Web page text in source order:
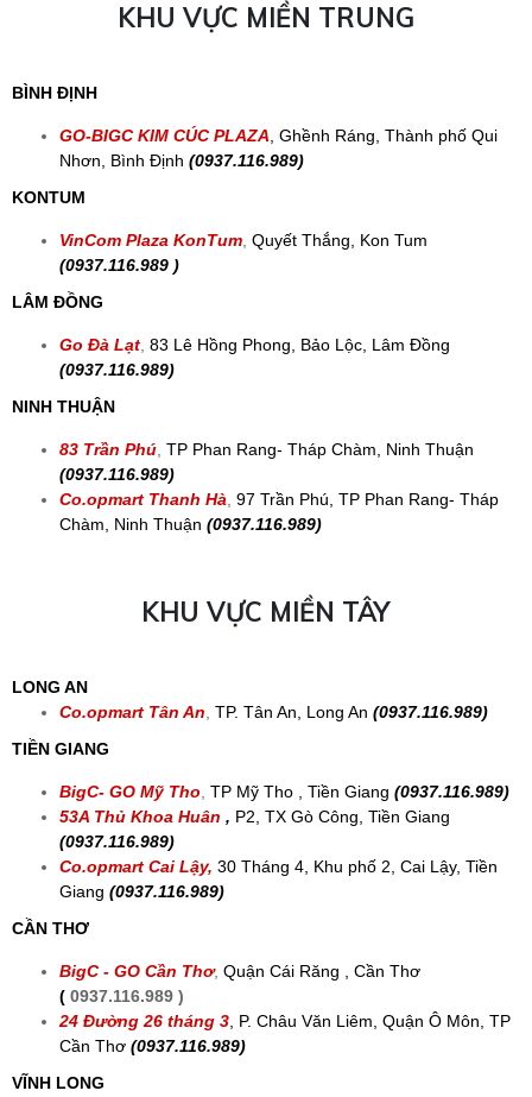
KHU VỰC MIỀN TRUNG
BÌNH ĐỊNH
GO-BIGC KIM CÚC PLAZA, Ghềnh Ráng, Thành phố Qui
Nhơn, Bình Định (0937.116.989)
KONTUM
VinCom Plaza KonTum, Quyết Thắng, Kon Tum
(0937.116.989 )
LÂM ĐỒNG
Go Đà Lạt, 83 Lê Hồng Phong, Bảo Lộc, Lâm Đồng
(0937.116.989)
NINH THUẬN
83 Trần Phú, TP Phan Rang- Tháp Chàm, Ninh Thuận
(0937.116.989)
Co.opmart Thanh Hà, 97 Trần Phú, TP Phan Rang- Tháp
Chàm, Ninh Thuận (0937.116.989)
KHU VỰC MIỀN TÂY
LONG AN
Co.opmart Tân An, TP. Tân An, Long An (0937.116.989)
TIỀN GIANG
BigC- GO Mỹ Tho, TP Mỹ Tho , Tiền Giang (0937.116.989)
53A Thủ Khoa Huân , P2, TX Gò Công, Tiền Giang
(0937.116.989)
Co.opmart Cai Lậy, 30 Tháng 4, Khu phố 2, Cai Lậy, Tiền
Giang (0937.116.989)
CẦN THƠ
BigC - GO Cần Thơ, Quận Cái Răng , Cần Thơ
( 0937.116.989 )
24 Đường 26 tháng 3, P. Châu Văn Liêm, Quận Ô Môn, TP
Cần Thơ (0937.116.989)
VĨNH LONG